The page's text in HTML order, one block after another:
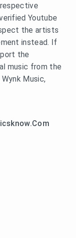
Youtube
the artists
instead. If
the
music from the
Music,